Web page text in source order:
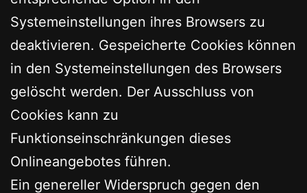
Systemeinstellungen ihres Browsers zu
deaktivieren. Gespeicherte Cookies können
in den Systemeinstellungen des Browsers
gelöscht werden. Der Ausschluss von
Cookies kann zu
Funktionseinschränkungen dieses
Onlineangebotes führen.
Ein genereller Widerspruch gegen den